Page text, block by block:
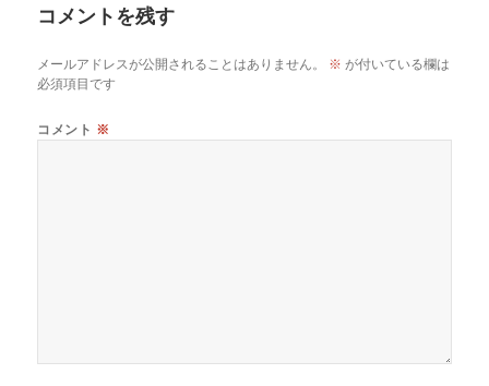
コメントを残す
メールアドレスが公開されることはありません。 ※ が付いている欄は
必須項目です
コメント ※